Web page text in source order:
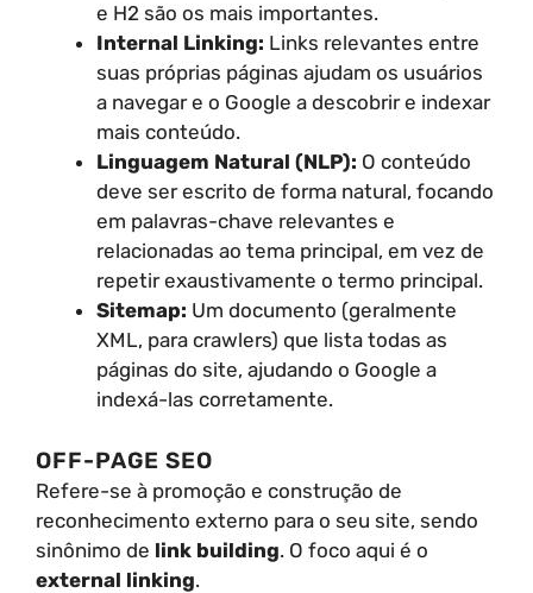
e H2 são os mais importantes.
Internal Linking: Links relevantes entre
suas próprias páginas ajudam os usuários
a navegar e o Google a descobrir e indexar
mais conteúdo.
Linguagem Natural (NLP): O conteúdo
deve ser escrito de forma natural, focando
em palavras-chave relevantes e
relacionadas ao tema principal, em vez de
repetir exaustivamente o termo principal.
Sitemap: Um documento (geralmente
XML, para crawlers) que lista todas as
páginas do site, ajudando o Google a
indexá-las corretamente.
OFF-PAGE SEO
Refere-se à promoção e construção de
reconhecimento externo para o seu site, sendo
sinônimo de link building. O foco aqui é o
external linking.